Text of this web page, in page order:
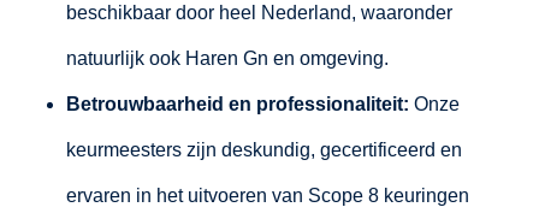
beschikbaar door heel Nederland, waaronder
natuurlijk ook Haren Gn en omgeving.
Betrouwbaarheid en professionaliteit: Onze
keurmeesters zijn deskundig, gecertificeerd en
ervaren in het uitvoeren van Scope 8 keuringen